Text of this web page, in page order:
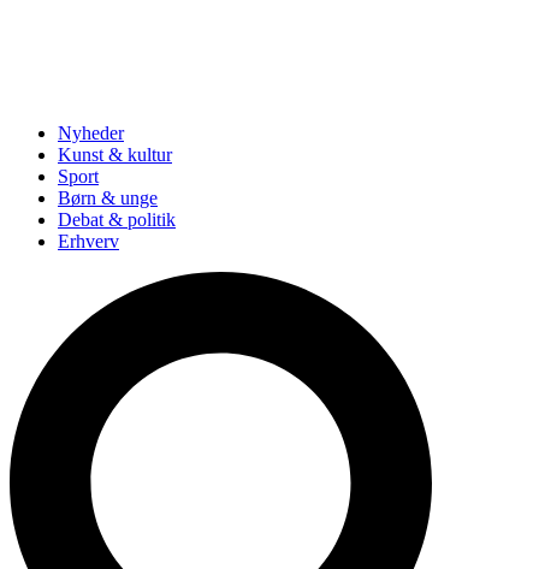
Nyheder
Kunst & kultur
Sport
Børn & unge
Debat & politik
Erhverv